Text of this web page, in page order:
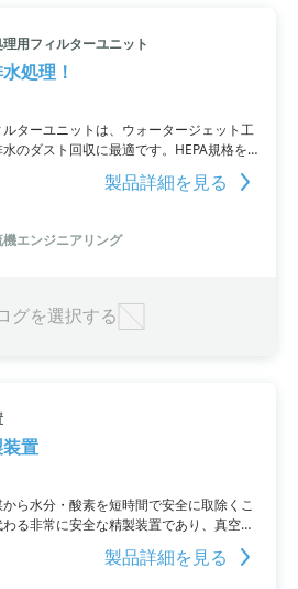
用フィルターユニット
処理！
ターユニットは、ウォータージェット工
のダスト回収に最適です。HEPA規格を
し、排気基準を満たす安全なフィルタリ
わせは公式ウェブサイトで受け付けていま
製品詳細を見る
エンジニアリング
グを選択する
置
ら水分・酸素を短時間で安全に取除くこ
る非常に安全な精製装置であり、真空連
活性雰囲気下で溶媒を調合することが可
素・水分は、イノベーティブテクノロジー
製品詳細を見る